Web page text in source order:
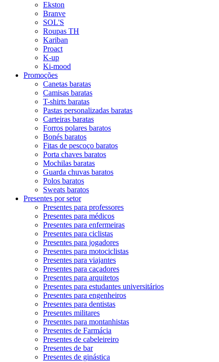
Ekston
Branve
SOL'S
Roupas TH
Kariban
Proact
K-up
Ki-mood
Promoções
Canetas baratas
Camisas baratas
T-shirts baratas
Pastas personalizadas baratas
Carteiras baratas
Forros polares baratos
Bonés baratos
Fitas de pescoço baratos
Porta chaves baratos
Mochilas baratas
Guarda chuvas baratos
Polos baratos
Sweats baratos
Presentes por setor
Presentes para professores
Presentes para médicos
Presentes para enfermeiras
Presentes para ciclistas
Presentes para jogadores
Presentes para motociclistas
Presentes para viajantes
Presentes para caçadores
Presentes para arquitetos
Presentes para estudantes universitários
Presentes para engenheiros
Presentes para dentistas
Presentes militares
Presentes para montanhistas
Presentes de Farmácia
Presentes de cabeleireiro
Presentes de bar
Presentes de ginástica